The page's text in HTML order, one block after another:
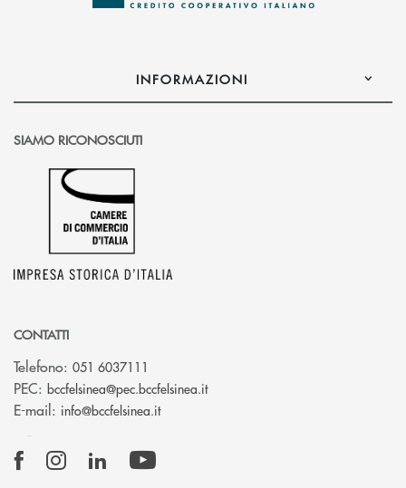
INFORMAZIONI
SIAMO RICONOSCIUTI
CONTATTI
Telefono: 051 6037111
PEC: bccfelsinea@pec.bccfelsinea.it(si apre l’app di posta
E-mail: info@bccfelsinea.it(si apre l’app di posta elettronica)